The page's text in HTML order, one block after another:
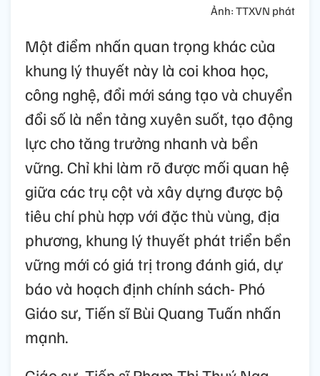
Ảnh: TTXVN phát
Một điểm nhấn quan trọng khác của
khung lý thuyết này là coi khoa học,
công nghệ, đổi mới sáng tạo và chuyển
đổi số là nền tảng xuyên suốt, tạo động
lực cho tăng trưởng nhanh và bền
vững. Chỉ khi làm rõ được mối quan hệ
giữa các trụ cột và xây dựng được bộ
tiêu chí phù hợp với đặc thù vùng, địa
phương, khung lý thuyết phát triển bền
vững mới có giá trị trong đánh giá, dự
báo và hoạch định chính sách- Phó
Giáo sư, Tiến sĩ Bùi Quang Tuấn nhấn
mạnh.